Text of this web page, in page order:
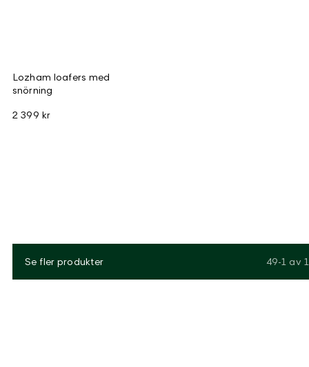
Lozham loafers med
snörning
2 399 kr
Se fler produkter 49-1 av 1